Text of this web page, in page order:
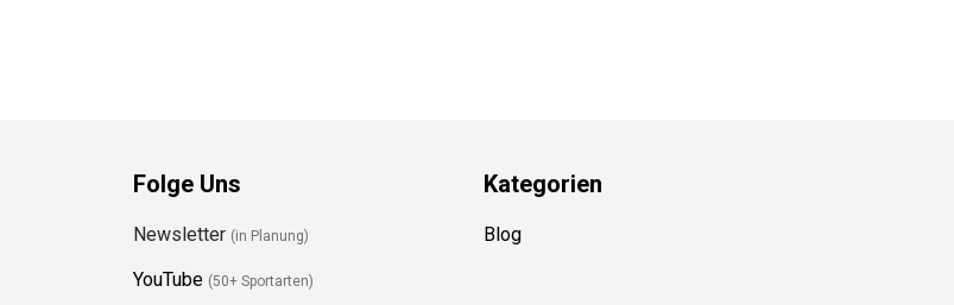
Folge Uns
Newsletter(in Planung)
YouTube (50+ Sportarten)
Kategorien
Blog